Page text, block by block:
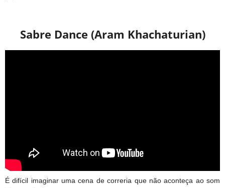
Sabre Dance (Aram Khachaturian)
É difícil imaginar uma cena de correria que não aconteça ao som